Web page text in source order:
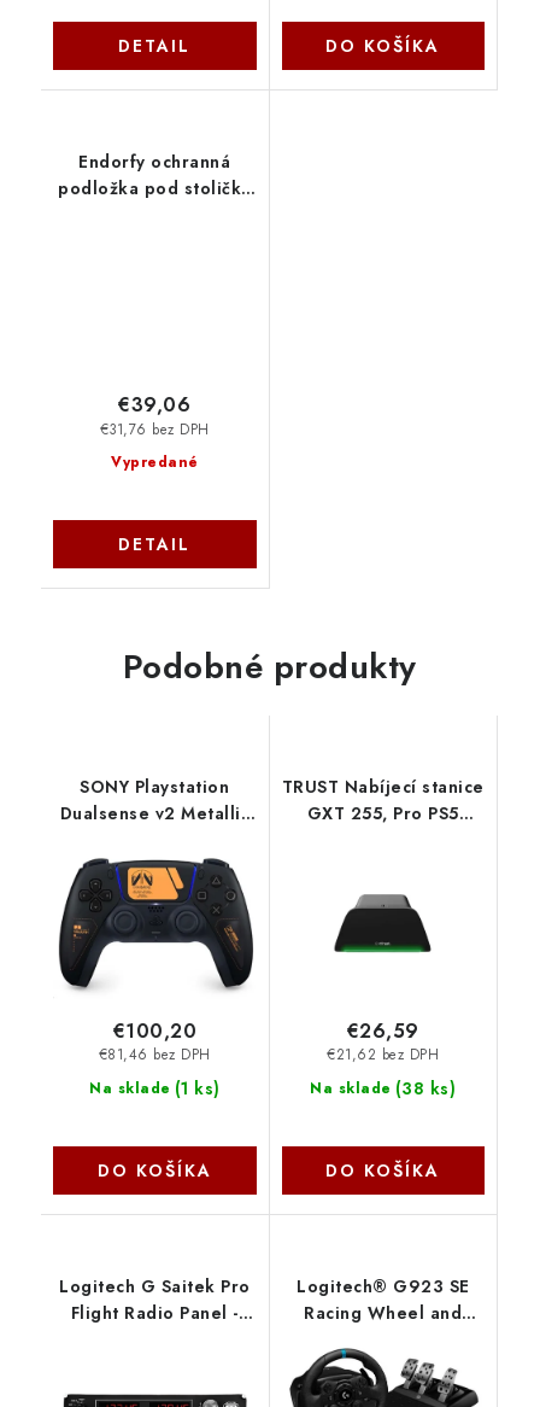
DETAIL DO KOŠÍKA
Endorfy ochranná
podložka pod stoličku
Vypredané
€31,76 bez DPH
€39,06
DETAIL
Podobné produkty
SONY Playstation
Dualsense v2 Metallic
PS711719577317 Sony
Na sklade (1 ks)
€81,46 bez DPH
€100,20
DO KOŠÍKA
TRUST Nabíjecí stanice
GXT 255, Pro PS5
Na sklade (38 ks)
€21,62 bez DPH
€26,59
DO KOŠÍKA
Logitech G Saitek Pro
Flight Radio Panel -
Logitech® G923 SE
Racing Wheel and
PS4 and PC 991-
000531